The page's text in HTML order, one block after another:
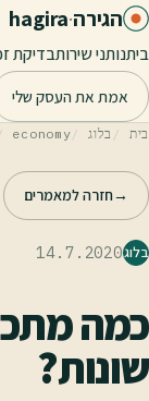
דלג לתוכן הראשי
הגירה·
hagira
ביתנותני שירותבדיקת
אמת את העסק שלי
בית בלוג economy
→חזרה למאמרים
בלוג14.7.2020
כמה
שונות?